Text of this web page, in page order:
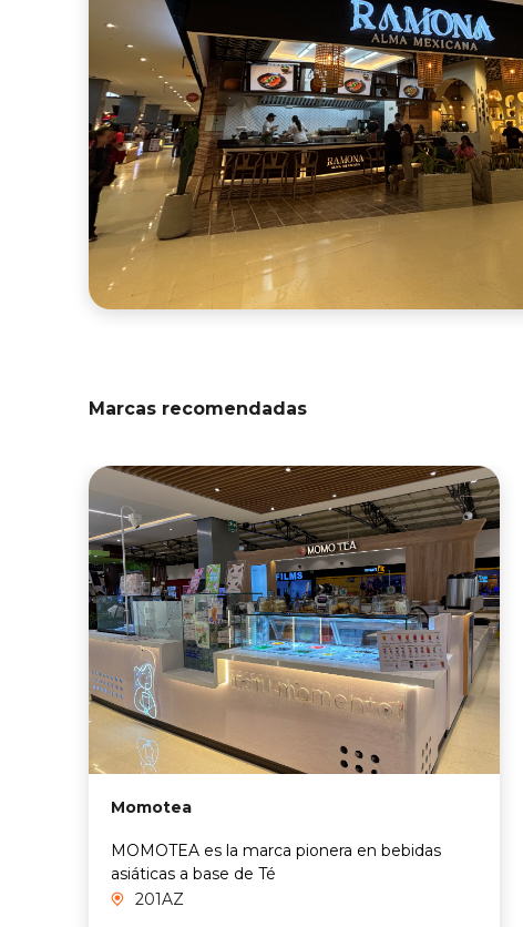
Marcas recomendadas
Momotea
MOMOTEA es la marca pionera en bebidas
asiáticas a base de Té
201AZ